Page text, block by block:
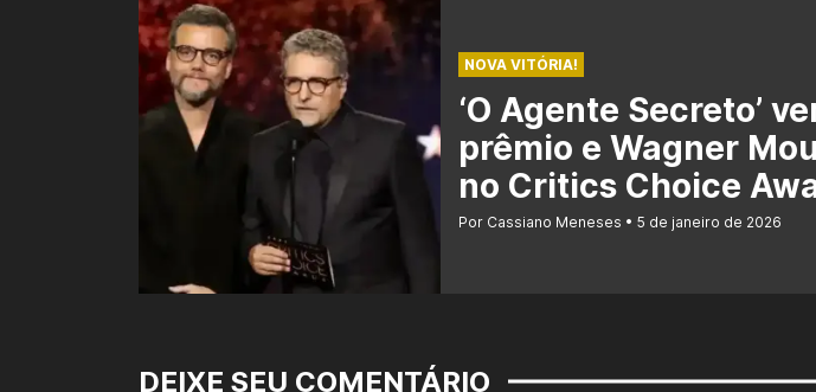
NOVA VITÓRIA!
‘O Agente Secreto’
prêmio e Wagner
no Critics Choice
Por Cassiano Meneses 5 de janeiro de 2026
DEIXE SEU COMENTÁRIO